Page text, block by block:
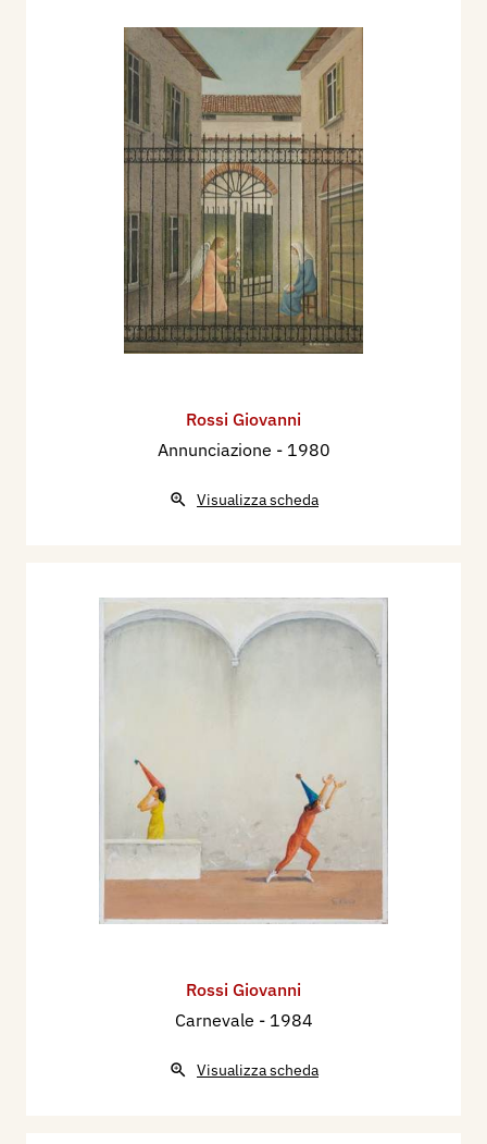
Rossi Giovanni
Annunciazione - 1980
Visualizza scheda
Rossi Giovanni
Carnevale - 1984
Visualizza scheda